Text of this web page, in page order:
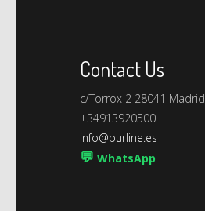
Contact Us
c/Torrox 2 28041 Madrid
+34913920500
info@purline.es
💬 WhatsApp